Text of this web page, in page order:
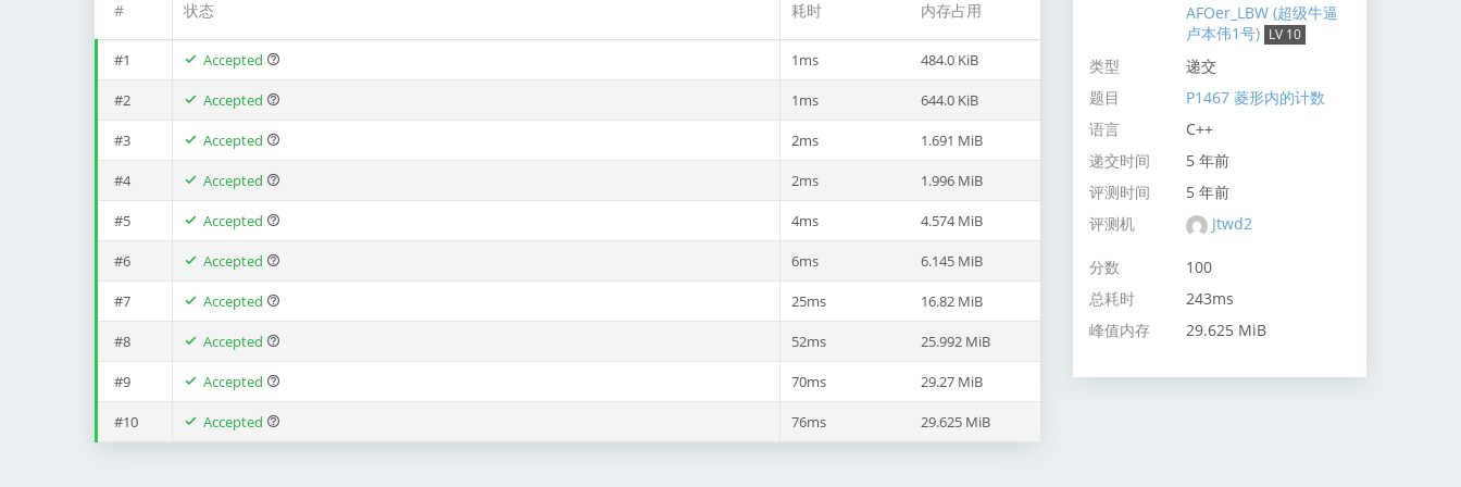
# 状态 耗时 内存占用
#1 Accepted 1ms 484.0 KiB
#2 Accepted 1ms 644.0 KiB
#3 Accepted 2ms 1.691 MiB
#4 Accepted 2ms 1.996 MiB
#5 Accepted 4ms 4.574 MiB
#6 Accepted 6ms 6.145 MiB
#7 Accepted 25ms 16.82 MiB
#8 Accepted 52ms 25.992 MiB
#9 Accepted 70ms 29.27 MiB
#10 Accepted 76ms 29.625 MiB
AFOer_LBW (超级牛逼
卢本伟1号) LV 10
类型
递交
题目
P1467 菱形内的计数
语言
C++
递交时间
5 年前
评测时间
5 年前
评测机
Jtwd2
分数
100
总耗时
243ms
峰值内存
29.625 MiB